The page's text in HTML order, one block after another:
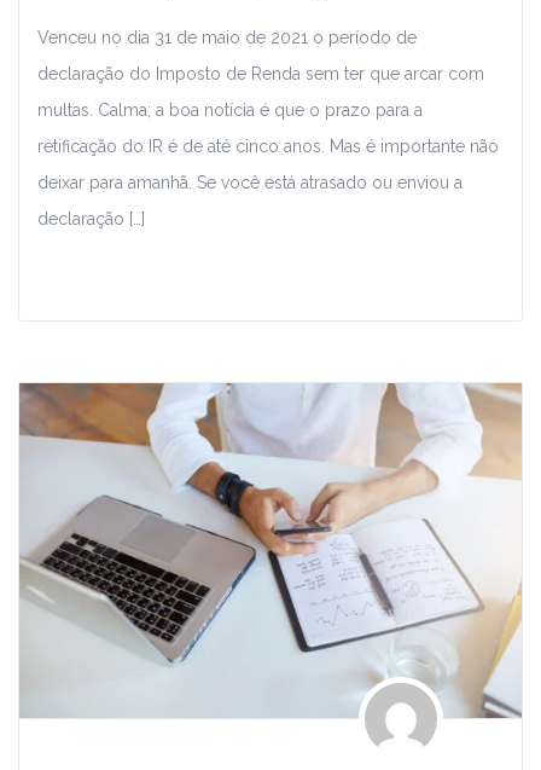
Venceu no dia 31 de maio de 2021 o período de
declaração do Imposto de Renda sem ter que arcar com
multas. Calma; a boa notícia é que o prazo para a
retificação do IR é de até cinco anos. Mas é importante não
deixar para amanhã. Se você está atrasado ou enviou a
declaração […]